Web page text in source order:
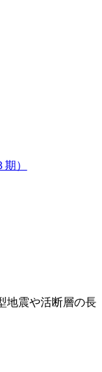
）
地震や活断層の長